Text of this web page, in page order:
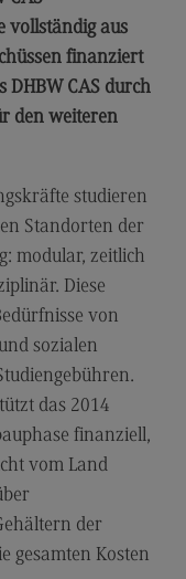
vollständig aus
finanziert
DHBW CAS durch
den weiteren
studieren
Standorten der
modular, zeitlich
Diese
von
sozialen
das 2014
finanziell,
vom Land
der
gesamten Kosten